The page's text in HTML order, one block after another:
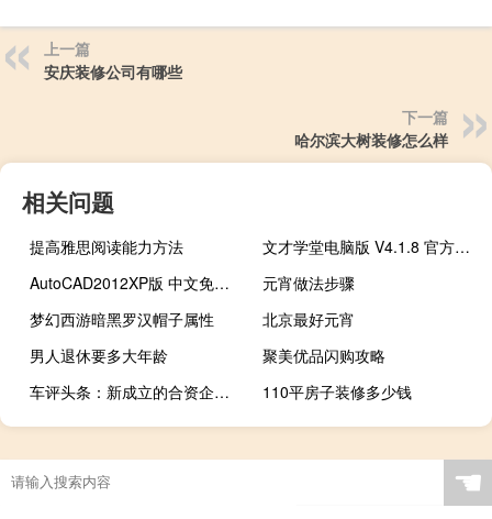
上一篇
安庆装修公司有哪些
下一篇
哈尔滨大树装修怎么样
相关问题
提高雅思阅读能力方法
文才学堂电脑版 V4.1.8 官方版（文才学堂电脑版 V4.1.8 官方版功能简介）
AutoCAD2012XP版 中文免费完整版（AutoCAD2012XP版 中文免费完整版功能简介）
元宵做法步骤
梦幻西游暗黑罗汉帽子属性
北京最好元宵
男人退休要多大年龄
聚美优品闪购攻略
车评头条：新成立的合资企业东风史密斯特种车辆有限公司将致力于半挂车的研发
110平房子装修多少钱
☚